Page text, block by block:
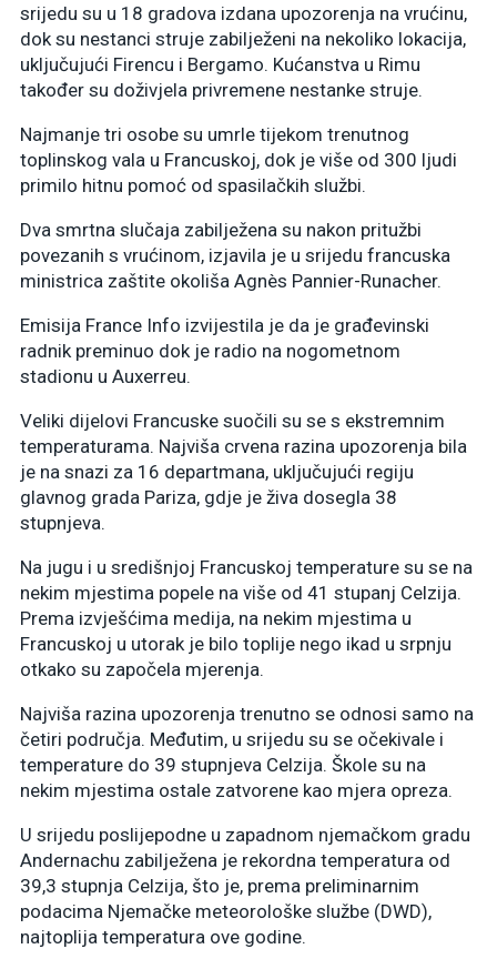
srijedu su u 18 gradova izdana upozorenja na vrućinu,
dok su nestanci struje zabilježeni na nekoliko lokacija,
uključujući Firencu i Bergamo. Kućanstva u Rimu
također su doživjela privremene nestanke struje.
Najmanje tri osobe su umrle tijekom trenutnog
toplinskog vala u Francuskoj, dok je više od 300 ljudi
primilo hitnu pomoć od spasilačkih službi.
Dva smrtna slučaja zabilježena su nakon pritužbi
povezanih s vrućinom, izjavila je u srijedu francuska
ministrica zaštite okoliša Agnès Pannier-Runacher.
Emisija France Info izvijestila je da je građevinski
radnik preminuo dok je radio na nogometnom
stadionu u Auxerreu.
Veliki dijelovi Francuske suočili su se s ekstremnim
temperaturama. Najviša crvena razina upozorenja bila
je na snazi ​​za 16 departmana, uključujući regiju
glavnog grada Pariza, gdje je živa dosegla 38
stupnjeva.
Na jugu i u središnjoj Francuskoj temperature su se na
nekim mjestima popele na više od 41 stupanj Celzija.
Prema izvješćima medija, na nekim mjestima u
Francuskoj u utorak je bilo toplije nego ikad u srpnju
otkako su započela mjerenja.
Najviša razina upozorenja trenutno se odnosi samo na
četiri područja. Međutim, u srijedu su se očekivale i
temperature do 39 stupnjeva Celzija. Škole su na
nekim mjestima ostale zatvorene kao mjera opreza.
U srijedu poslijepodne u zapadnom njemačkom gradu
Andernachu zabilježena je rekordna temperatura od
39,3 stupnja Celzija, što je, prema preliminarnim
podacima Njemačke meteorološke službe (DWD),
najtoplija temperatura ove godine.